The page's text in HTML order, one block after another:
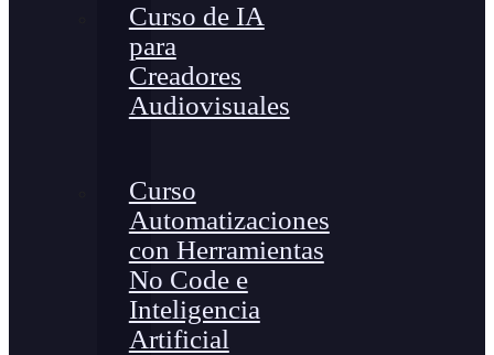
Curso de IA
para
Creadores
Audiovisuales
Curso
Automatizaciones
con Herramientas
No Code e
Inteligencia
Artificial